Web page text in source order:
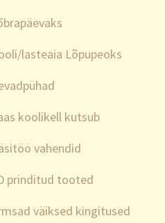
lasteaia Lõpupeoks
koolikell kutsub
vahendid
prinditud tooted
väiksed kingitused